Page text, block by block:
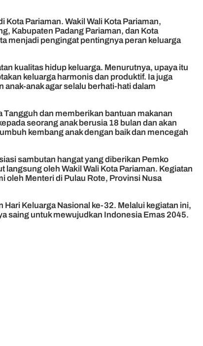
Pariaman. Wakil Wali Kota Pariaman,
Kabupaten Padang Pariaman, dan Kota
menjadi pengingat pentingnya peran keluarga
kualitas hidup keluarga. Menurutnya, upaya itu
keluarga harmonis dan produktif. Ia juga
anak agar selalu berhati-hati dalam
dan memberikan bantuan makanan
seorang anak berusia 18 bulan dan akan
kembang anak dengan baik dan mencegah
sambutan hangat yang diberikan Pemko
oleh Wakil Wali Kota Pariaman. Kegiatan
oleh Menteri di Pulau Rote, Provinsi Nusa
Keluarga Nasional ke-32. Melalui kegiatan ini,
saing untuk mewujudkan Indonesia Emas 2045.